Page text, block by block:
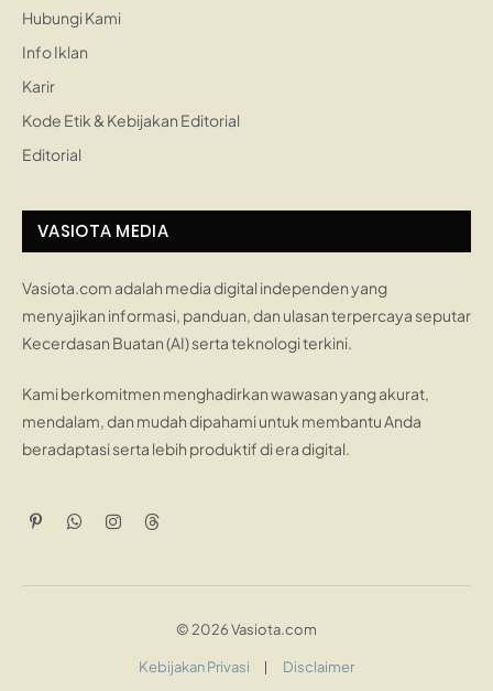
Hubungi Kami
Info Iklan
Karir
Kode Etik & Kebijakan Editorial
Editorial
VASIOTA MEDIA
Vasiota.com adalah media digital independen yang
menyajikan informasi, panduan, dan ulasan terpercaya seputar
Kecerdasan Buatan (AI) serta teknologi terkini.
Kami berkomitmen menghadirkan wawasan yang akurat,
mendalam, dan mudah dipahami untuk membantu Anda
beradaptasi serta lebih produktif di era digital.
PinterestWhatsApp
InstagramThreads
© 2026 Vasiota.com
Kebijakan Privasi Disclaimer